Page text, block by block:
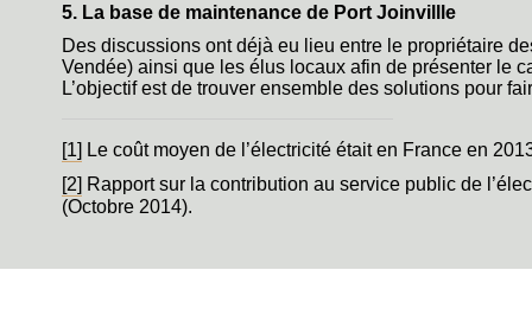
5. La base de maintenance de Port Joinvillle
Des discussions ont déjà eu lieu entre le propriétaire
Vendée) ainsi que les élus locaux afin de présenter le
L’objectif est de trouver ensemble des solutions pour
[1] Le coût moyen de l’électricité était en France en
[2] Rapport sur la contribution au service public de
(Octobre 2014).